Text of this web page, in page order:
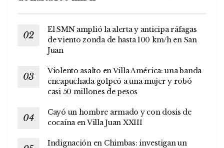
El SMN amplió la alerta y anticipa ráfagas
de viento zonda de hasta 100 km/h en San
Juan
Violento asalto en Villa América: una banda
encapuchada golpeó a una mujer y robó
casi 50 millones de pesos
Cayó un hombre armado y con dosis de
cocaína en Villa Juan XXIII
Indignación en Chimbas: investigan un